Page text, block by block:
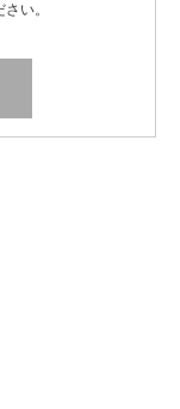
い。